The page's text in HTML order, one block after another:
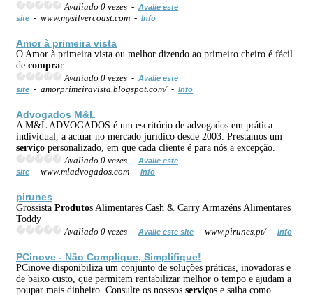
Avaliado 0 vezes - Avalie este
site - www.mysilvercoast.com - Info
Amor à primeira vista
O Amor à primeira vista ou melhor dizendo ao primeiro cheiro é fácil
de comprar.
Avaliado 0 vezes - Avalie este
site - amorprimeiravista.blogspot.com/ - Info
Advogados M&L
A M&L ADVOGADOS é um escritório de advogados em prática
individual, a actuar no mercado jurídico desde 2003. Prestamos um
serviço personalizado, em que cada cliente é para nós a excepção.
Avaliado 0 vezes - Avalie este
site - www.mladvogados.com - Info
pirunes
Grossista Produtos Alimentares Cash & Carry Armazéns Alimentares
Toddy
Avaliado 0 vezes - Avalie este site - www.pirunes.pt/ - Info
PCinove - Não Complique, Simplifique!
PCinove disponibiliza um conjunto de soluções práticas, inovadoras e
de baixo custo, que permitem rentabilizar melhor o tempo e ajudam a
poupar mais dinheiro. Consulte os nosssos serviços e saiba como